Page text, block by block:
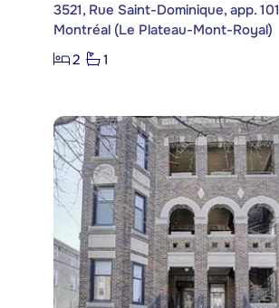
3521, Rue Saint-Dominique, app. 101
Montréal (Le Plateau-Mont-Royal)
2
1